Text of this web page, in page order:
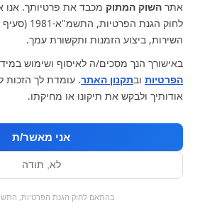
כל המוצרים מבצעים
אתר השוק המתוק מכבד את פרטיותך.
השירות, ביצוע הזמנות ותקשורת עמך.
באישורך הנך מסכים/ה לאיסוף ושימוש
הפרטיות ובתקנון האתר. עומדת לך הזכות
אודותיך ולבקש את תיקונו או מחיקתו.
אני מאשר/ת
לא, תודה
בהתאם לחוק הגנת הפרטיות,